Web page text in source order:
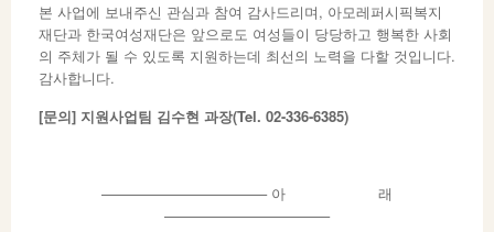
본 사업에 보내주신 관심과 참여 감사드리며, 아모레퍼시픽복지
재단과 한국여성재단은 앞으로도 여성들이 당당하고 행복한 사회
의 주체가 될 수 있도록 지원하는데 최선의 노력을 다할 것입니다.
감사합니다.
[문의] 지원사업팀 김수현 과장(Tel. 02-336-6385)
———————————– 아 래
———————————–